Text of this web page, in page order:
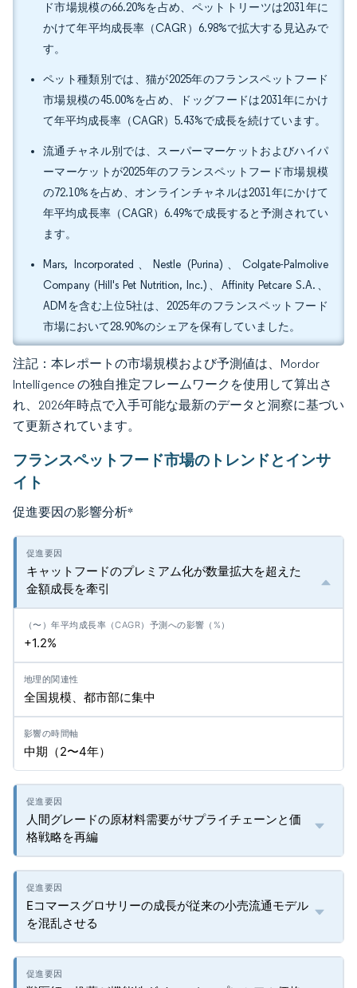
ド市場規模の66.20%を占め、ペットトリーツは2031年に
かけて年平均成長率（CAGR）6.98%で拡大する見込みで
す。
ペット種類別では、猫が2025年のフランスペットフード
市場規模の45.00%を占め、ドッグフードは2031年にかけ
て年平均成長率（CAGR）5.43%で成長を続けています。
流通チャネル別では、スーパーマーケットおよびハイパ
ーマーケットが2025年のフランスペットフード市場規模
の72.10%を占め、オンラインチャネルは2031年にかけて
年平均成長率（CAGR）6.49%で成長すると予測されてい
ます。
Mars, Incorporated、Nestle (Purina)、Colgate-Palmolive
Company (Hill's Pet Nutrition, Inc.)、Affinity Petcare S.A.、
ADMを含む上位5社は、2025年のフランスペットフード
市場において28.90%のシェアを保有していました。
注記：本レポートの市場規模および予測値は、Mordor
Intelligence の独自推定フレームワークを使用して算出さ
れ、2026年時点で入手可能な最新のデータと洞察に基づい
て更新されています。
フランスペットフード市場のトレンドとインサ
イト
促進要因の影響分析*
キャットフードのプレミアム化が数量拡大を超えた
金額成長を牽引
+1.2%
全国規模、都市部に集中
中期（2〜4年）
人間グレードの原材料需要がサプライチェーンと価
格戦略を再編
Eコマースグロサリーの成長が従来の小売流通モデル
を混乱させる